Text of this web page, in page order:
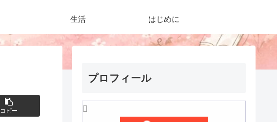
生活 はじめに
コピー
プロフィール